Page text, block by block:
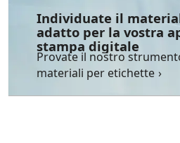
Individuate il
adatto per la vostra
stampa digitale
Provate il nostro
materiali per etichette